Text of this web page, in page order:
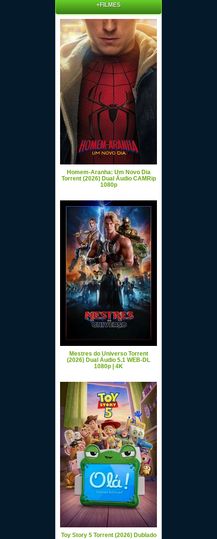
+FILMES
Homem-Aranha: Um Novo Dia
Torrent (2026) Dual Áudio CAMRip
1080p
Mestres do Universo Torrent
(2026) Dual Áudio 5.1 WEB-DL
1080p | 4K
Toy Story 5 Torrent (2026) Dublado